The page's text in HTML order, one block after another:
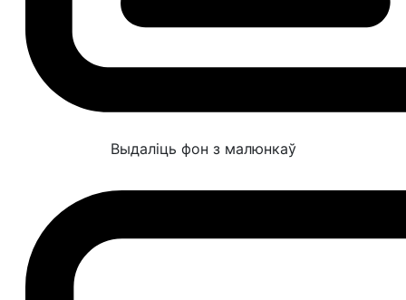
Выдаліць фон з малюнкаў